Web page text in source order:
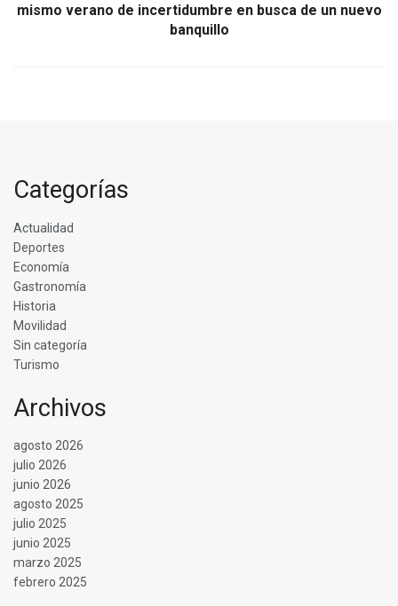
mismo verano de incertidumbre en busca de un nuevo
banquillo
Categorías
Actualidad
Deportes
Economía
Gastronomía
Historia
Movilidad
Sin categoría
Turismo
Archivos
agosto 2026
julio 2026
junio 2026
agosto 2025
julio 2025
junio 2025
marzo 2025
febrero 2025